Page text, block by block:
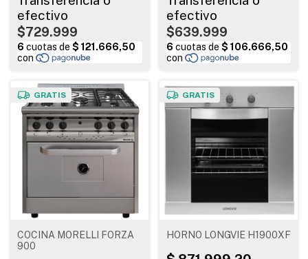
$729.999 $639.999
GRATIS
COCINA MORELLI FORZA
900
GRATIS
HORNO LONGVIE H1900XF